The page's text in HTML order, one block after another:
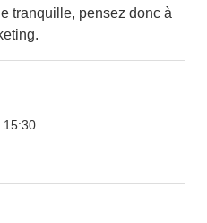
tranquille, pensez donc à
15:30